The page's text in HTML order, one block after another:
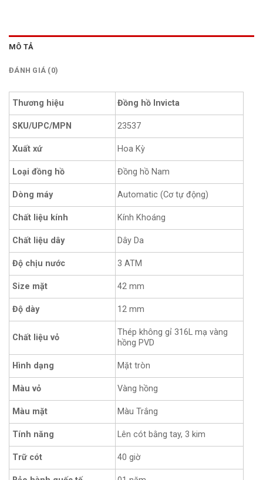
MÔ TẢ
ĐÁNH GIÁ (0)
Thương hiệu Đồng hồ Invicta
SKU/UPC/MPN 23537
Xuất xứ Hoa Kỳ
Loại đồng hồ Đồng hồ Nam
Dòng máy Automatic (Cơ tự động)
Chất liệu kính Kính Khoáng
Chất liệu dây Dây Da
Độ chịu nước 3 ATM
Size mặt 42 mm
Độ dày 12 mm
Chất liệu vỏ
Thép không gỉ 316L mạ vàng
hồng PVD
Hình dạng Mặt tròn
Màu vỏ Vàng hồng
Màu mặt Màu Trắng
Tính năng Lên cót bằng tay, 3 kim
Trữ cót 40 giờ